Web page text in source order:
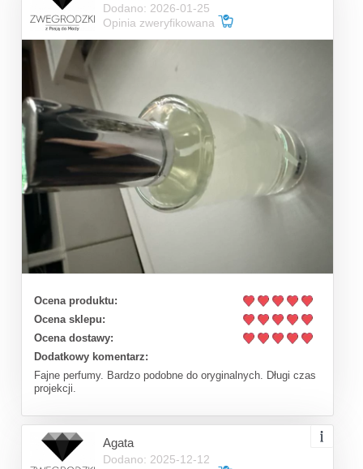
Dodano: 2026-01-25
Opinia zweryfikowana
Ocena produktu:
Ocena sklepu:
Ocena dostawy:
Dodatkowy komentarz:
Fajne perfumy. Bardzo podobne do oryginalnych. Długi czas
projekcji.
Agata
Dodano: 2025-12-12